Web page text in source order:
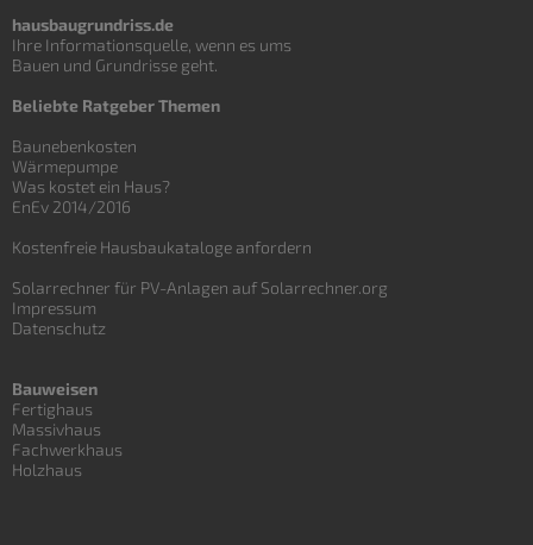
hausbaugrundriss.de
Ihre Informationsquelle, wenn es ums
Bauen und Grundrisse geht.
Beliebte Ratgeber Themen
Baunebenkosten
Wärmepumpe
Was kostet ein Haus?
EnEv 2014/2016
Kostenfreie Hausbaukataloge anfordern
Solarrechner für PV-Anlagen auf Solarrechner.org
Impressum
Datenschutz
Bauweisen
Fertighaus
Massivhaus
Fachwerkhaus
Holzhaus